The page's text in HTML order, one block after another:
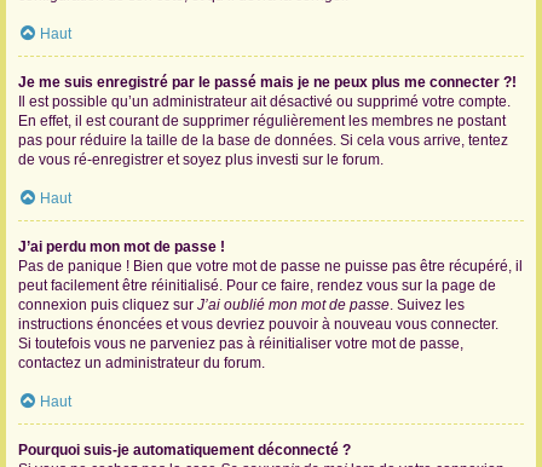
Haut
Je me suis enregistré par le passé mais je ne peux plus me connecter ?!
Il est possible qu’un administrateur ait désactivé ou supprimé votre compte.
En effet, il est courant de supprimer régulièrement les membres ne postant
pas pour réduire la taille de la base de données. Si cela vous arrive, tentez
de vous ré-enregistrer et soyez plus investi sur le forum.
Haut
J’ai perdu mon mot de passe !
Pas de panique ! Bien que votre mot de passe ne puisse pas être récupéré, il
peut facilement être réinitialisé. Pour ce faire, rendez vous sur la page de
connexion puis cliquez sur J’ai oublié mon mot de passe. Suivez les
instructions énoncées et vous devriez pouvoir à nouveau vous connecter.
Si toutefois vous ne parveniez pas à réinitialiser votre mot de passe,
contactez un administrateur du forum.
Haut
Pourquoi suis-je automatiquement déconnecté ?